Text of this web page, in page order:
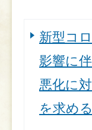
新型コ
影響に
悪化に
を求め